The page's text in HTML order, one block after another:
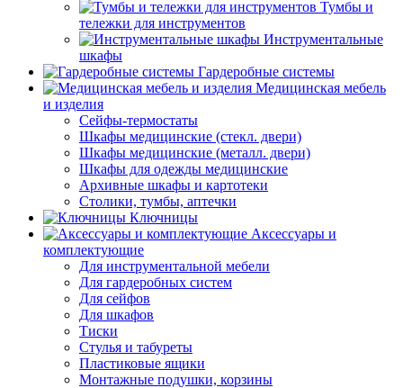
Тумбы и
тележки для инструментов
Инструментальные
шкафы
Гардеробные системы
Медицинская мебель
и изделия
Сейфы-термостаты
Шкафы медицинские (стекл. двери)
Шкафы медицинские (металл. двери)
Шкафы для одежды медицинские
Архивные шкафы и картотеки
Столики, тумбы, аптечки
Ключницы
Аксессуары и
комплектующие
Для инструментальной мебели
Для гардеробных систем
Для сейфов
Для шкафов
Тиски
Стулья и табуреты
Пластиковые ящики
Монтажные подушки, корзины